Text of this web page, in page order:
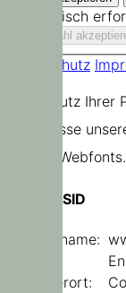
Technisch
Datenschutz
Der Schutz
Ergebnisse
Google
PHPSESSID
Domainname:
Speicherort: